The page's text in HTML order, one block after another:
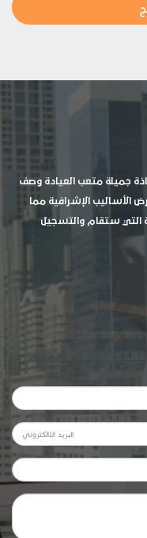
جميلة متعب العيادة وصف
الأساليب الإشرافية مما
التي ستقام والتسجيل